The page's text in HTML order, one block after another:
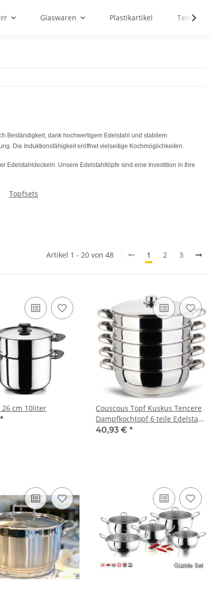
Glaswaren Plastikartikel Textilien
Beständigkeit, dank hochwertigem Edelstahl und stabilem
Die Induktionsfähigkeit eröffnet vielseitige Kochmöglichkeiten.
Edelstahldeckeln. Unsere Edelstahltöpfe sind eine Investition in Ihre
Topfsets
Artikel 1 - 20 von 48 1 2 3
26 cm 10liter
*
Couscous Topf Kuskus Tencere
Dampfkochtopf 6 teile Edelstahl
18/10 26 cm
40,93 € *